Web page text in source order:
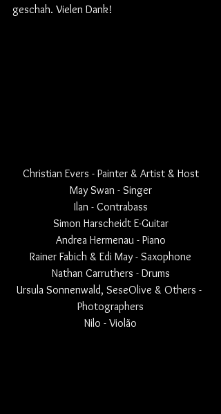
geschah. Vielen Dank!
Christian Evers - Painter & Artist & Host
May Swan - Singer
Ilan - Contrabass
Simon Harscheidt E-Guitar
Andrea Hermenau - Piano
Rainer Fabich & Edi May - Saxophone
Nathan Carruthers - Drums
Ursula Sonnenwald, SeseOlive & Others -
Photographers
Nilo - Violão